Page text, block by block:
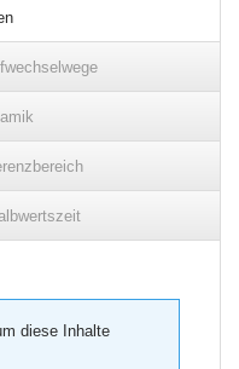
diese Inhalte